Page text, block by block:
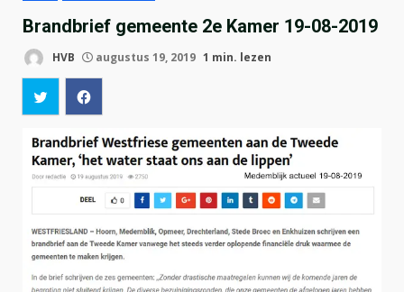
Brandbrief gemeente 2e Kamer 19-08-2019
HVB augustus 19, 2019 1 min. lezen